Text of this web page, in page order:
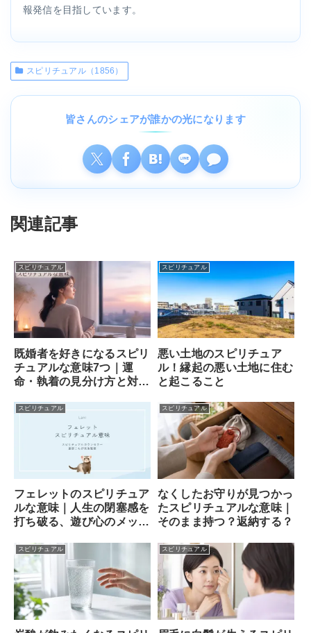
報発信を目指しています。
スピリチュアル（1856）
皆さんのシェアが誰かの光になります
関連記事
スピリチュアル
既婚者を好きになるスピリ
チュアルな意味7つ｜運
命・執着の見分け方と対処
スピリチュアル
悪い土地のスピリチュア
ル！縁起の悪い土地に住む
と起こること
スピリチュアル
フェレットのスピリチュア
ルな意味｜人生の閉塞感を
打ち破る、遊び心のメッセ
スピリチュアル
なくしたお守りが見つかっ
たスピリチュアルな意味｜
そのまま持つ？返納する？
スピリチュアル スピリチュアル